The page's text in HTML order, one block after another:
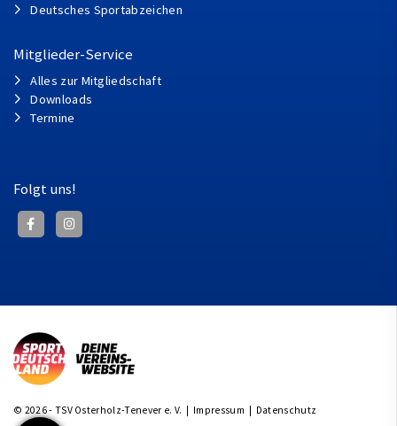
Deutsches Sportabzeichen
Mitglieder-Service
Alles zur Mitgliedschaft
Downloads
Termine
Folgt uns!
© 2026 - TSV Osterholz-Tenever e. V. | Impressum | Datenschutz